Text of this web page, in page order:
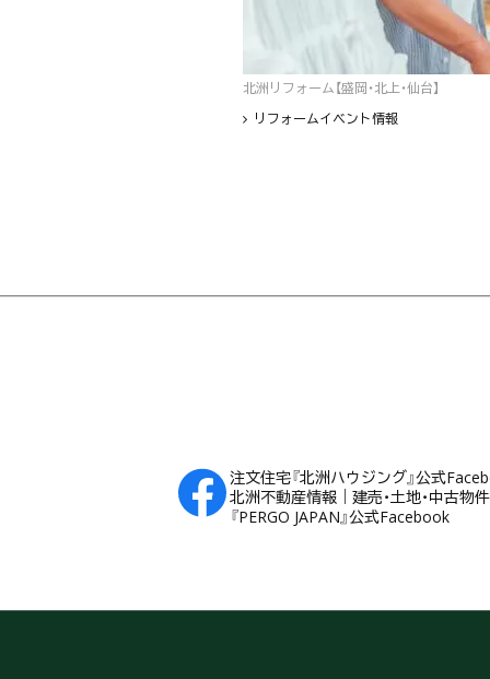
北洲リフォーム【盛岡・北上・仙台】
リフォームイベント情報
フッター
注文住宅『北洲ハウジング』公式
北洲不動産情報｜建売・土地・中古物
『PERGO JAPAN』公式Facebook